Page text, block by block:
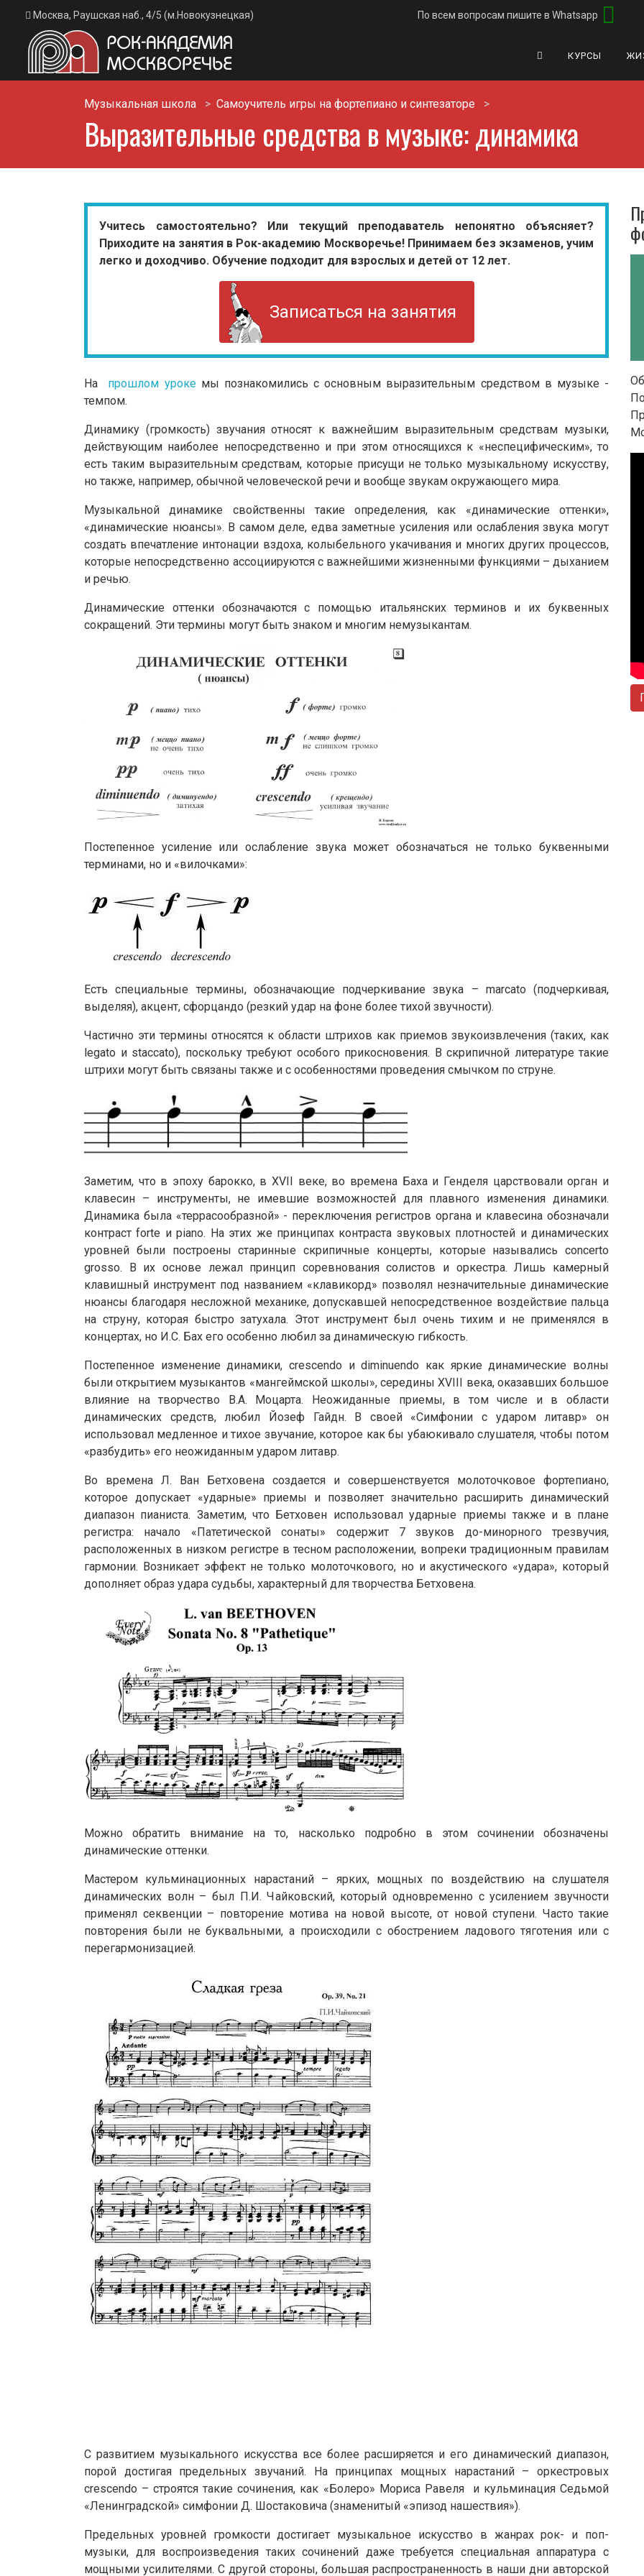
КУРСЫ
Москва, Раушская наб., 4/5 (м.Новокузнецкая) По всем вопросам пишите в Whatsapp
Музыкальная школа Самоучитель игры на фортепиано и синтезаторе
Выразительные средства в музыке: динамика
Учитесь самостоятельно? Или текущий преподаватель непонятно объясняет?
Приходите на занятия в Рок-академию Москворечье! Принимаем без экзаменов, учим
легко и доходчиво. Обучение подходит для взрослых и детей от 12 лет.
Записаться на занятия
На прошлом уроке мы познакомились с основным выразительным средством в музыке -
темпом.
Динамику (громкость) звучания относят к важнейшим выразительным средствам музыки,
действующим наиболее непосредственно и при этом относящихся к «неспецифическим», то
есть таким выразительным средствам, которые присущи не только музыкальному искусству,
но также, например, обычной человеческой речи и вообще звукам окружающего мира.
Музыкальной динамике свойственны такие определения, как «динамические оттенки»,
«динамические нюансы». В самом деле, едва заметные усиления или ослабления звука могут
создать впечатление интонации вздоха, колыбельного укачивания и многих других процессов,
которые непосредственно ассоциируются с важнейшими жизненными функциями – дыханием
и речью.
Динамические оттенки обозначаются с помощью итальянских терминов и их буквенных
сокращений. Эти термины могут быть знаком и многим немузыкантам.
Постепенное усиление или ослабление звука может обозначаться не только буквенными
терминами, но и «вилочками»:
Есть специальные термины, обозначающие подчеркивание звука – marcato (подчеркивая,
выделяя), акцент, сфорцандо (резкий удар на фоне более тихой звучности).
Частично эти термины относятся к области штрихов как приемов звукоизвлечения (таких, как
legato и staccato), поскольку требуют особого прикосновения. В скрипичной литературе такие
штрихи могут быть связаны также и с особенностями проведения смычком по струне.
Заметим, что в эпоху барокко, в XVII веке, во времена Баха и Генделя царствовали орган и
клавесин – инструменты, не имевшие возможностей для плавного изменения динамики.
Динамика была «террасообразной» - переключения регистров органа и клавесина обозначали
контраст forte и piano. На этих же принципах контраста звуковых плотностей и динамических
уровней были построены старинные скрипичные концерты, которые назывались concerto
grosso. В их основе лежал принцип соревнования солистов и оркестра. Лишь камерный
клавишный инструмент под названием «клавикорд» позволял незначительные динамические
нюансы благодаря несложной механике, допускавшей непосредственное воздействие пальца
на струну, которая быстро затухала. Этот инструмент был очень тихим и не применялся в
концертах, но И.С. Бах его особенно любил за динамическую гибкость.
Постепенное изменение динамики, crescendo и diminuendo как яркие динамические волны
были открытием музыкантов «мангеймской школы», середины XVIII века, оказавших большое
влияние на творчество В.А. Моцарта. Неожиданные приемы, в том числе и в области
динамических средств, любил Йозеф Гайдн. В своей «Симфонии с ударом литавр» он
использовал медленное и тихое звучание, которое как бы убаюкивало слушателя, чтобы потом
«разбудить» его неожиданным ударом литавр.
Во времена Л. Ван Бетховена создается и совершенствуется молоточковое фортепиано,
которое допускает «ударные» приемы и позволяет значительно расширить динамический
диапазон пианиста. Заметим, что Бетховен использовал ударные приемы также и в плане
регистра: начало «Патетической сонаты» содержит 7 звуков до-минорного трезвучия,
расположенных в низком регистре в тесном расположении, вопреки традиционным правилам
гармонии. Возникает эффект не только молоточкового, но и акустического «удара», который
дополняет образ удара судьбы, характерный для творчества Бетховена.
Можно обратить внимание на то, насколько подробно в этом сочинении обозначены
динамические оттенки.
Мастером кульминационных нарастаний – ярких, мощных по воздействию на слушателя
динамических волн – был П.И. Чайковский, который одновременно с усилением звучности
применял секвенции – повторение мотива на новой высоте, от новой ступени. Часто такие
повторения были не буквальными, а происходили с обострением ладового тяготения или с
перегармонизацией.
С развитием музыкального искусства все более расширяется и его динамический диапазон,
порой достигая предельных звучаний. На принципах мощных нарастаний – оркестровых
crescendo – строятся такие сочинения, как «Болеро» Мориса Равеля и кульминация Седьмой
«Ленинградской» симфонии Д. Шостаковича (знаменитый «эпизод нашествия»).
Предельных уровней громкости достигает музыкальное искусство в жанрах рок- и поп-
музыки, для воспроизведения таких сочинений даже требуется специальная аппаратура с
мощными усилителями. С другой стороны, большая распространенность в наши дни авторской